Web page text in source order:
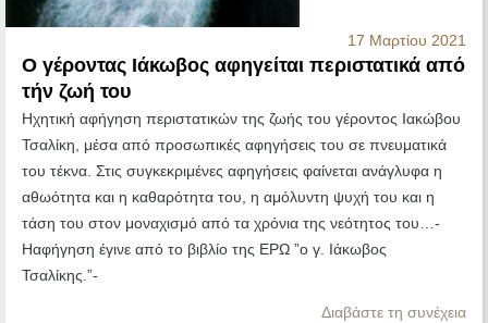
17 Μαρτίου 2021
Ο γέροντας Ιάκωβος αφηγείται περιστατικά από
τήν ζωή του
Ηχητική αφήγηση περιστατικών της ζωής του γέροντος Ιακώβου
Τσαλίκη, μέσα από προσωπικές αφηγήσεις του σε πνευματικά
του τέκνα. Στις συγκεκριμένες αφηγήσεις φαίνεται ανάγλυφα η
αθωότητα και η καθαρότητα του, η αμόλυντη ψυχή του και η
τάση του στον μοναχισμό από τα χρόνια της νεότητος του…-
Hαφήγηση έγινε από το βιβλίο της ΕΡΩ ”ο γ. Ιάκωβος
Τσαλίκης.”-
Διαβάστε τη συνέχεια